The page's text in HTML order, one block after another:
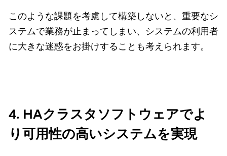
このような課題を考慮して構築しないと、重要なシ
ステムで業務が止まってしまい、システムの利用者
に大きな迷惑をお掛けすることも考えられます。
4. HAクラスタソフトウェアでよ
り可用性の高いシステムを実現